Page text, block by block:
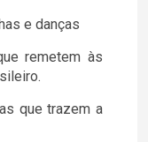
e danças
remetem às
que trazem a